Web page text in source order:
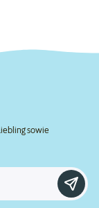
sowie